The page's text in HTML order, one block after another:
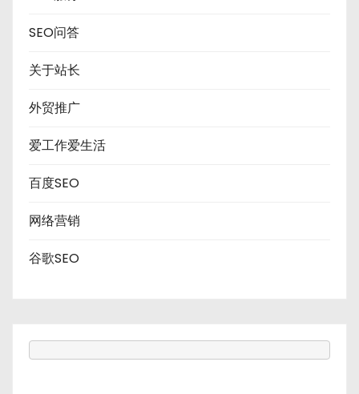
SEO问答
关于站长
外贸推广
爱工作爱生活
百度SEO
网络营销
谷歌SEO